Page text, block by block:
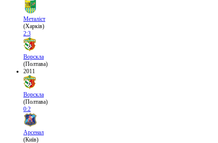
Металіст
(Харків)
2:3
Ворскла
(Полтава)
2011
Ворскла
(Полтава)
0:2
Арсенал
(Київ)